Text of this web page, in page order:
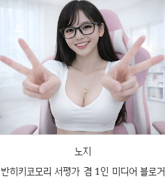
노지
반히키코모리 서평가 겸 1인 미디어 블로거